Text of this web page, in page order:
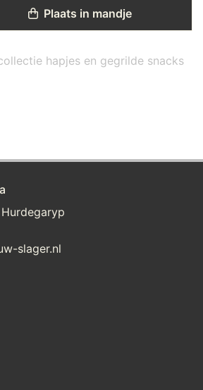
Plaats in mandje
hapjes en gegrilde snacks
slager.nl